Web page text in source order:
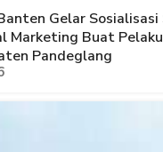
Gelar
Marketing Buat Pelaku
Pandeglang